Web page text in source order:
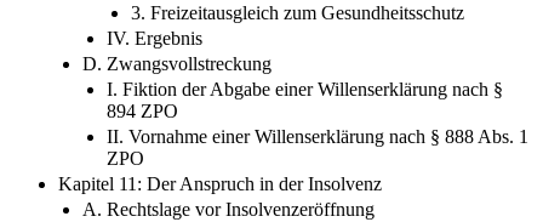
3. Freizeitausgleich zum Gesundheitsschutz
IV. Ergebnis
D. Zwangsvollstreckung
I. Fiktion der Abgabe einer Willenserklärung nach §
894 ZPO
II. Vornahme einer Willenserklärung nach § 888 Abs. 1
ZPO
Kapitel 11: Der Anspruch in der Insolvenz
A. Rechtslage vor Insolvenzeröffnung